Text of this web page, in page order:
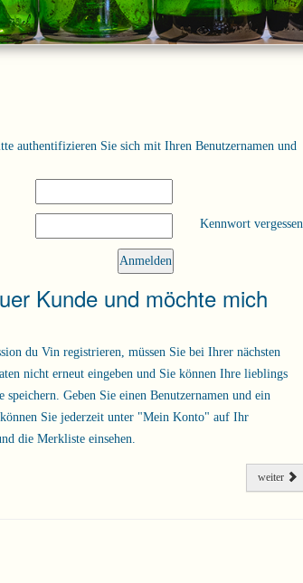
authentifizieren Sie sich mit Ihren Benutzernamen und
Kennwort vergessen
Kunde und möchte mich
du Vin registrieren, müssen Sie bei Ihrer nächsten
nicht erneut eingeben und Sie können Ihre lieblings
speichern. Geben Sie einen Benutzernamen und ein
Sie jederzeit unter "Mein Konto" auf Ihr
die Merkliste einsehen.
weiter